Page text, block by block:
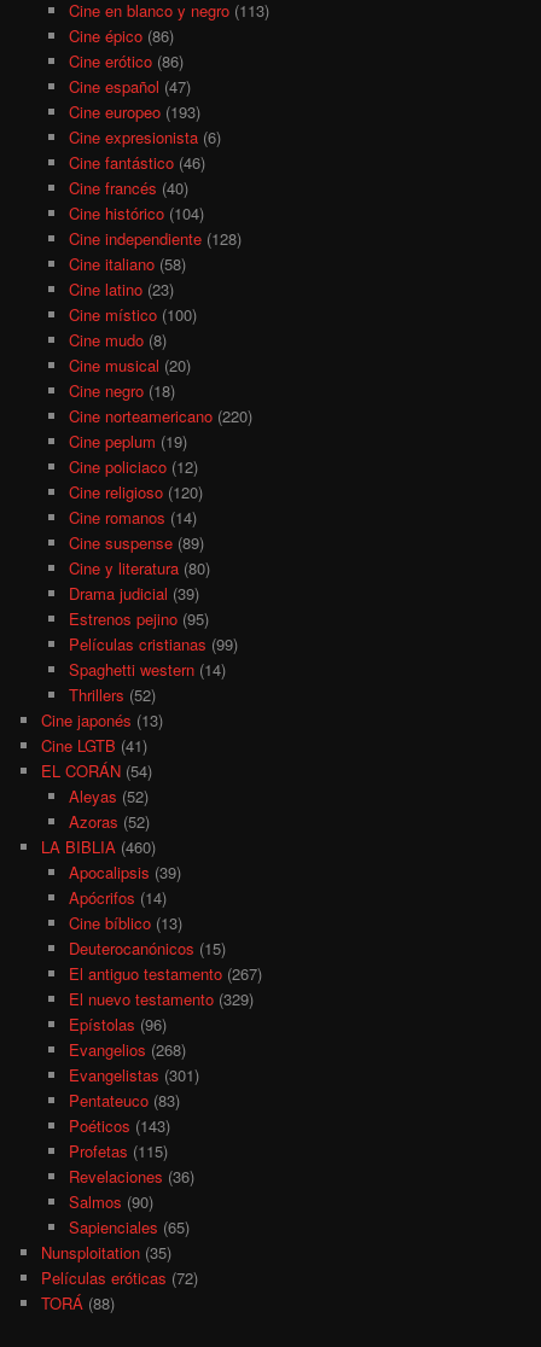
Cine en blanco y negro(113)
Cine épico(86)
Cine erótico(86)
Cine español (47)
Cine europeo(193)
Cine expresionista(6)
Cine fantástico(46)
Cine francés (40)
Cine histórico(104)
Cine independiente(128)
Cine italiano(58)
Cine latino(23)
Cine místico(100)
Cine mudo(8)
Cine musical (20)
Cine negro(18)
Cine norteamericano(220)
Cine peplum (19)
Cine policiaco(12)
Cine religioso(120)
Cine romanos (14)
Cine suspense(89)
Cine y literatura(80)
Drama judicial (39)
Estrenos pejino(95)
Películas cristianas (99)
Spaghetti western(14)
Thrillers (52)
Cine japonés (13)
Cine LGTB (41)
EL CORÁN (54)
Aleyas (52)
Azoras (52)
LA BIBLIA (460)
Apocalipsis (39)
Apócrifos (14)
Cine bíblico(13)
Deuterocanónicos (15)
El antiguo testamento(267)
El nuevo testamento(329)
Epístolas (96)
Evangelios (268)
Evangelistas (301)
Pentateuco(83)
Poéticos (143)
Profetas (115)
Revelaciones (36)
Salmos (90)
Sapienciales (65)
Nunsploitation (35)
Películas eróticas (72)
TORÁ (88)